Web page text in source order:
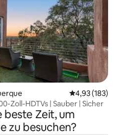
4,93 (183)
Zoll-HDTVs | Sauber | Sicher
beste Zeit, um
zu besuchen?